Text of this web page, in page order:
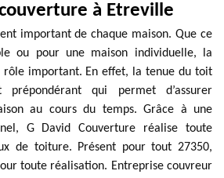
à Etreville
important de chaque maison. Que ce
ou pour une maison individuelle, la
important. En effet, la tenue du toit
qui permet d’assurer
au cours du temps. Grâce à une
G David Couverture réalise toute
de toiture. Présent pour tout 27350,
toute réalisation. Entreprise couvreur